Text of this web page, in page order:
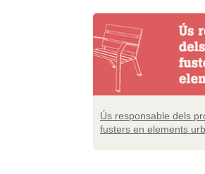
Ús responsable dels
fusters en elements